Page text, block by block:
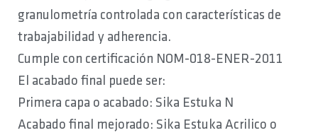
granulometría controlada con características de
trabajabilidad y adherencia.
Cumple con certificación NOM-018-ENER-2011
El acabado final puede ser:
Primera capa o acabado: Sika Estuka N
Acabado final mejorado: Sika Estuka Acrilico o